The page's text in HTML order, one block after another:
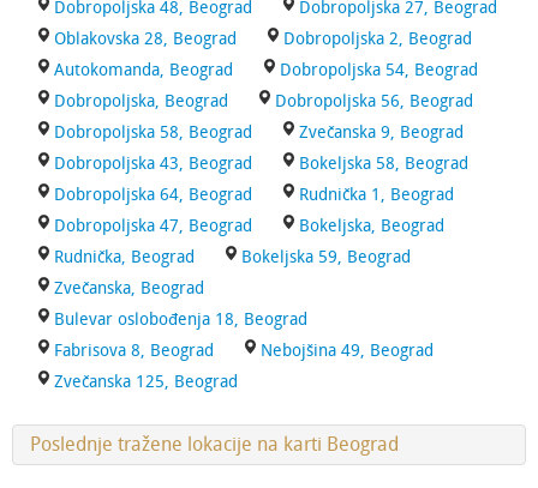
Dobropoljska 48, Beograd
Dobropoljska 27, Beograd
Oblakovska 28, Beograd
Dobropoljska 2, Beograd
Autokomanda, Beograd
Dobropoljska 54, Beograd
Dobropoljska, Beograd
Dobropoljska 56, Beograd
Dobropoljska 58, Beograd
Zvečanska 9, Beograd
Dobropoljska 43, Beograd
Bokeljska 58, Beograd
Dobropoljska 64, Beograd
Rudnička 1, Beograd
Dobropoljska 47, Beograd
Bokeljska, Beograd
Rudnička, Beograd
Bokeljska 59, Beograd
Zvečanska, Beograd
Bulevar oslobođenja 18, Beograd
Fabrisova 8, Beograd
Nebojšina 49, Beograd
Zvečanska 125, Beograd
Poslednje tražene lokacije na karti Beograd